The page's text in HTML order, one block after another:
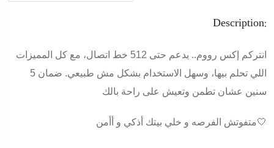
Description:
انتركم إكس رووم.. يدعم حتى 512 خط اتصال، مع كل المميزات
اللي تحلم بيها، وسهل الاستخدام بشكل مش طبيعي. ضمان 5
سنين عشان تطمن وتعيش على راحة بالك
متفوتش الفرصه و خلي بيتك أذكي و أأمن🤍